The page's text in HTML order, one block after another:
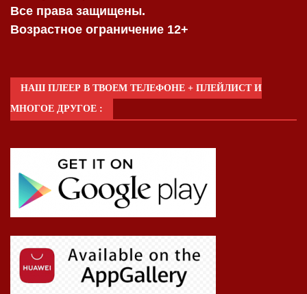
Все права защищены.
Возрастное ограничение 12+
НАШ ПЛЕЕР В ТВОЕМ ТЕЛЕФОНЕ + ПЛЕЙЛИСТ И
МНОГОЕ ДРУГОЕ :